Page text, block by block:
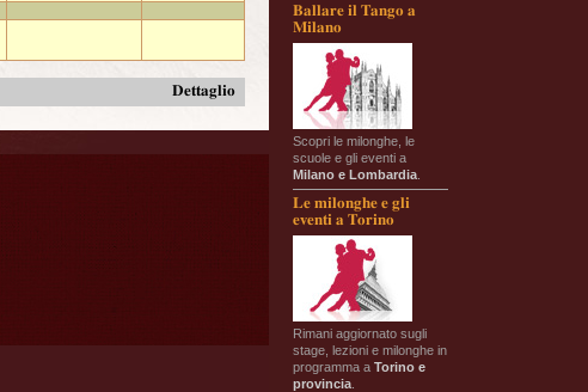
Ballare il Tango a
Milano
Scopri le milonghe, le
scuole e gli eventi a
Milano e Lombardia
Le milonghe e gli
eventi a Torino
Rimani aggiornato sugli
stage, lezioni e milonghe in
programma a Torino e
provincia
Dettaglio